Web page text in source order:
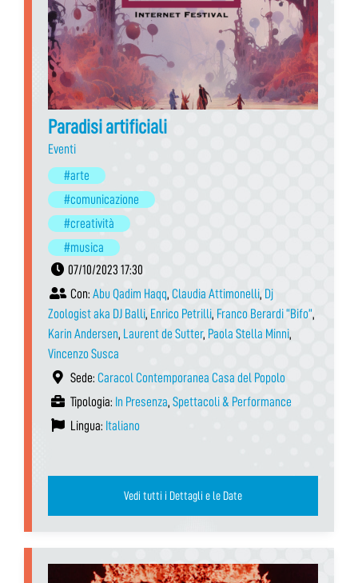
Paradisi artificiali
Eventi
#arte
#comunicazione
#creatività
#musica
07/10/2023 17:30
Con: Abu Qadim Haqq, Claudia Attimonelli, Dj
Zoologist aka DJ Balli, Enrico Petrilli, Franco Berardi “Bifo”,
Karin Andersen, Laurent de Sutter, Paola Stella Minni,
Vincenzo Susca
Sede: Caracol Contemporanea Casa del Popolo
Tipologia: In Presenza, Spettacoli & Performance
Lingua: Italiano
Vedi tutti i Dettagli e le Date